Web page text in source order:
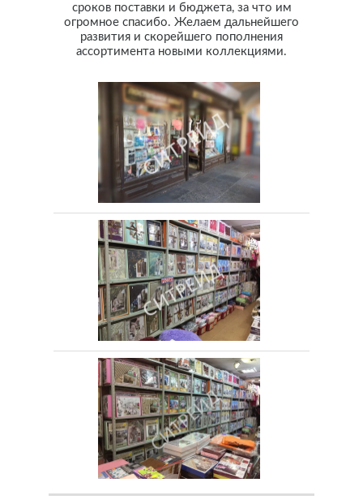
сроков поставки и бюджета, за что им
огромное спасибо. Желаем дальнейшего
развития и скорейшего пополнения
ассортимента новыми коллекциями.